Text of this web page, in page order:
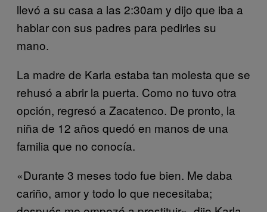
llevó a su casa a las 2:30am y dijo que iba a
hablar con sus padres para pedirles su
mano.
La madre de Karla estaba tan molesta que se
rehusó a abrir la puerta. Como no tuvo otra
opción, regresó a Zacatenco. De pronto, la
niña de 12 años quedó en manos de una
familia que no conocía.
«Durante 3 meses todo fue bien. Me daba
cariño, amor y todo lo que necesitaba;